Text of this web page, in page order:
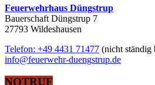
Feuerwehrhaus Düngstrup
Bauerschaft Düngstrup 7
27793 Wildeshausen
Telefon: +49 4431 71477 (nicht ständig
info@feuerwehr-duengstrup.de
NOTRUF